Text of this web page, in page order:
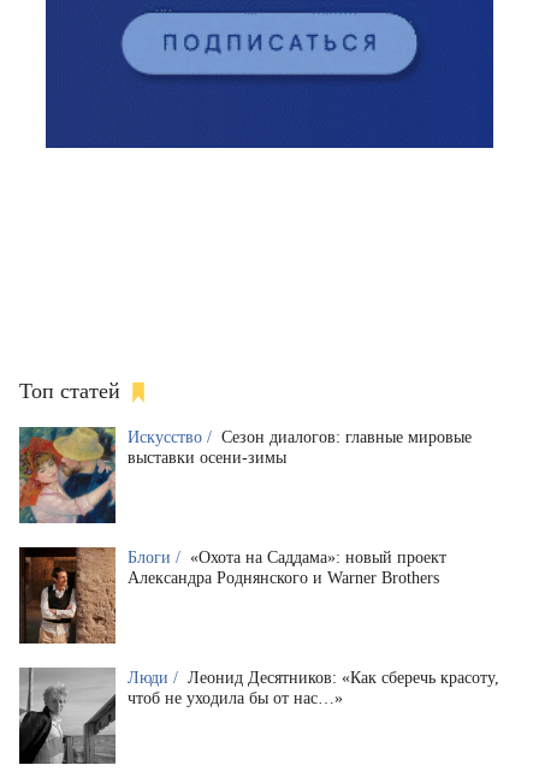
Топ статей
Искусство / Сезон диалогов: главные мировые
выставки осени-зимы
Блоги / «Охота на Саддама»: новый проект
Александра Роднянского и Warner Brothers
Люди / Леонид Десятников: «Как сберечь красоту,
чтоб не уходила бы от нас…»